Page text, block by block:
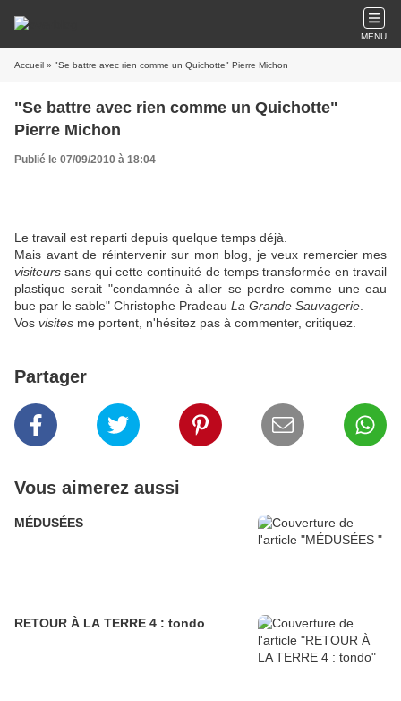
MENU
Accueil » "Se battre avec rien comme un Quichotte" Pierre Michon
"Se battre avec rien comme un Quichotte"
Pierre Michon
Publié le 07/09/2010 à 18:04
Le travail est reparti depuis quelque temps déjà.
Mais avant de réintervenir sur mon blog, je veux remercier mes
visiteurs sans qui cette continuité de temps transformée en travail
plastique serait "condamnée à aller se perdre comme une eau
bue par le sable" Christophe Pradeau La Grande Sauvagerie
Vos visites me portent, n'hésitez pas à commenter, critiquez.
Partager
Vous aimerez aussi
MÉDUSÉES
RETOUR À LA TERRE 4 : tondo